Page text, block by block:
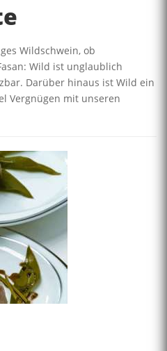
Wildschwein, ob
Wild ist unglaublich
Darüber hinaus ist Wild ein
Vergnügen mit unseren